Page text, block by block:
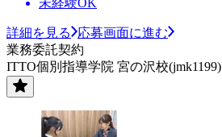
詳細を見る
応募画面に進む
業務委託契約
ITTO個別指導学院 宮の沢校(jmk1199)